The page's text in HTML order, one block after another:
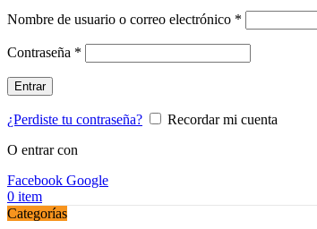
Nombre de usuario o correo electrónico *
Contraseña *
Entrar
¿Perdiste tu contraseña?
Recordar mi cuenta
O entrar con
Facebook Google
0 item
Categorías